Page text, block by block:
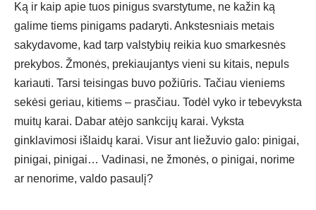
Ką ir kaip apie tuos pinigus svarstytume, ne kažin ką
galime tiems pinigams padaryti. Ankstesniais metais
sakydavome, kad tarp valstybių reikia kuo smarkesnės
prekybos. Žmonės, prekiaujantys vieni su kitais, nepuls
kariauti. Tarsi teisingas buvo požiūris. Tačiau vieniems
sekėsi geriau, kitiems – prasčiau. Todėl vyko ir tebevyksta
muitų karai. Dabar atėjo sankcijų karai. Vyksta
ginklavimosi išlaidų karai. Visur ant liežuvio galo: pinigai,
pinigai, pinigai… Vadinasi, ne žmonės, o pinigai, norime
ar nenorime, valdo pasaulį?